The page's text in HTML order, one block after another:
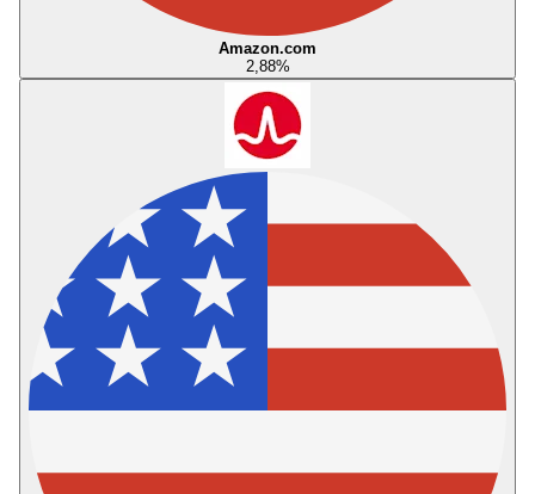
Amazon.com
2,88%